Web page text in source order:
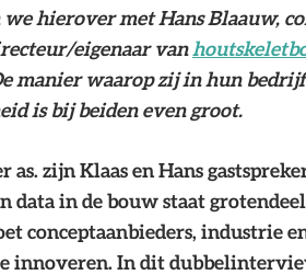
hierover met Hans Blaauw,
eigenaar van
manier waarop zij in hun
is bij beiden even groot.
as. zijn Klaas en Hans
data in de bouw staat
conceptaanbieders, industrie
innoveren. In dit